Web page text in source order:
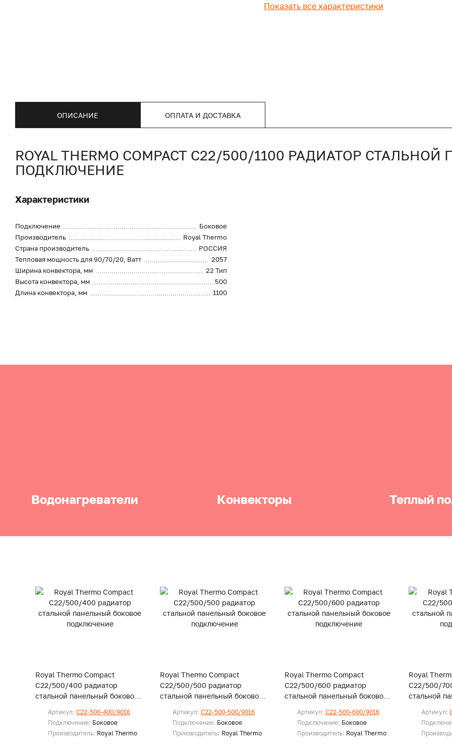
Показать все характеристики
ОПИСАНИЕ ОПЛАТА И ДОСТАВКА
ROYAL THERMO COMPACT C22/500/1100 РАДИАТОР
ПОДКЛЮЧЕНИЕ
Характеристики
Подключение
Боковое
Производитель
Royal Thermo
Страна производитель
РОССИЯ
Тепловая мощность для 90/70/20, Ватт
2057
Ширина конвектора, мм
22 Тип
Высота конвектора, мм
500
Длина конвектора, мм
1100
Водонагреватели Конвекторы Теплый
Royal Thermo Compact
C22/500/400 радиатор
стальной панельный боковое
Артикул: C22-500-400/9016
Подключение: Боковое
Производитель: Royal Thermo
Royal Thermo Compact
C22/500/500 радиатор
стальной панельный боковое
Артикул: C22-500-500/9016
Подключение: Боковое
Производитель: Royal Thermo
Royal Thermo Compact
C22/500/600 радиатор
стальной панельный боковое
Артикул: C22-500-600/9016
Подключение: Боковое
Производитель: Royal Thermo
Royal
C22/500/
стальной
Артикул: